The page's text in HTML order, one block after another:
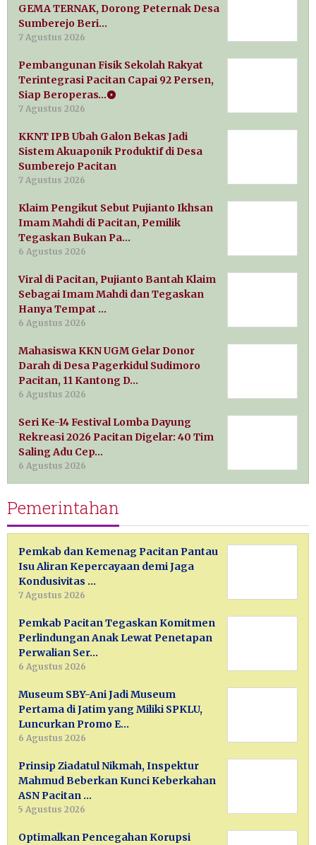
GEMA TERNAK, Dorong Peternak Desa
Sumberejo Beri…
7 Agustus 2026
Pembangunan Fisik Sekolah Rakyat
Terintegrasi Pacitan Capai 92 Persen,
Siap Beroperas…
7 Agustus 2026
KKNT IPB Ubah Galon Bekas Jadi
Sistem Akuaponik Produktif di Desa
Sumberejo Pacitan
7 Agustus 2026
Klaim Pengikut Sebut Pujianto Ikhsan
Imam Mahdi di Pacitan, Pemilik
Tegaskan Bukan Pa…
6 Agustus 2026
Viral di Pacitan, Pujianto Bantah Klaim
Sebagai Imam Mahdi dan Tegaskan
Hanya Tempat …
6 Agustus 2026
Mahasiswa KKN UGM Gelar Donor
Darah di Desa Pagerkidul Sudimoro
Pacitan, 11 Kantong D…
6 Agustus 2026
Seri Ke-14 Festival Lomba Dayung
Rekreasi 2026 Pacitan Digelar: 40 Tim
Saling Adu Cep…
6 Agustus 2026
Pemerintahan
Pemkab dan Kemenag Pacitan Pantau
Isu Aliran Kepercayaan demi Jaga
Kondusivitas …
7 Agustus 2026
Pemkab Pacitan Tegaskan Komitmen
Perlindungan Anak Lewat Penetapan
Perwalian Ser…
6 Agustus 2026
Museum SBY-Ani Jadi Museum
Pertama di Jatim yang Miliki SPKLU,
Luncurkan Promo E…
6 Agustus 2026
Prinsip Ziadatul Nikmah, Inspektur
Mahmud Beberkan Kunci Keberkahan
ASN Pacitan …
5 Agustus 2026
Optimalkan Pencegahan Korupsi